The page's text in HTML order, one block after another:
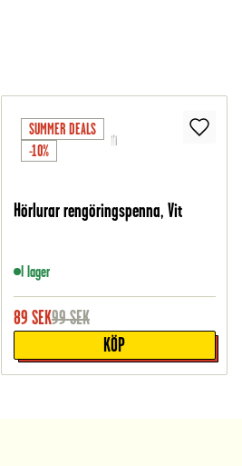
SUMMER DEALS
-10%
Hörlurar rengöringspenna, Vit
I lager
89 SEK99SEK
KÖP